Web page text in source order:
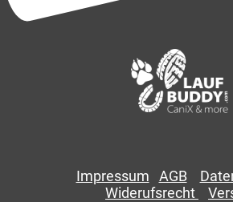
Impressum AGB
Widerufsrecht